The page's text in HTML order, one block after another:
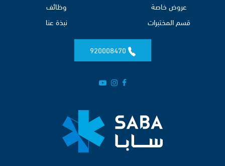
عروض خاصة
قسم المختبرات
وظائف
نبذة عنا